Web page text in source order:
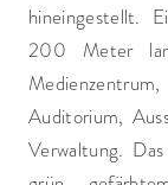
hineingestellt.
200 Meter
Auditorium,
Verwaltung.